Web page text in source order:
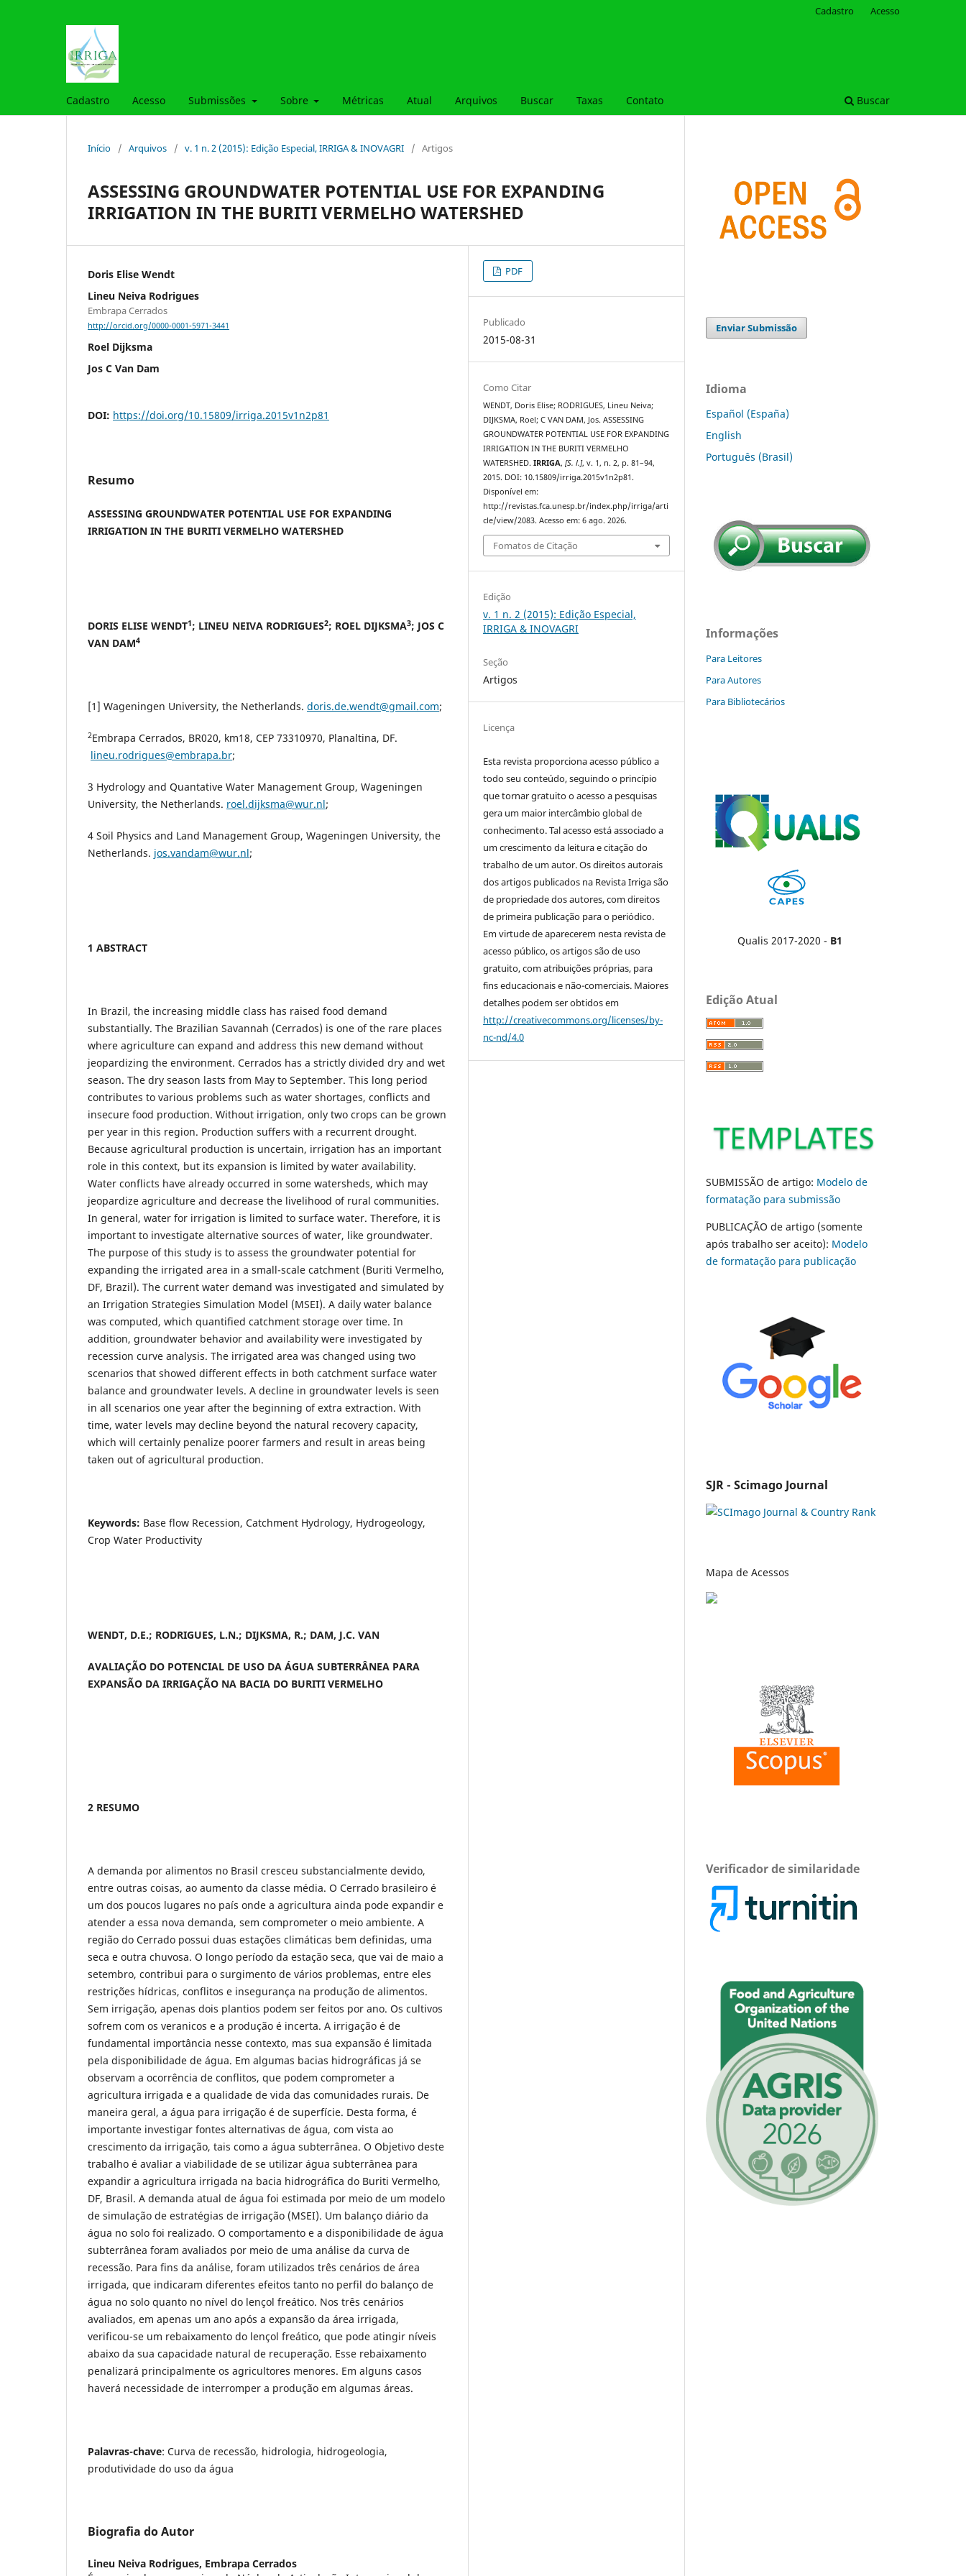
Cadastro Acesso Submissões Sobre Métricas Atual Arquivos Buscar Taxas Contato Buscar
Cadastro Acesso
Início / Arquivos / v. 1 n. 2 (2015): Edição Especial, IRRIGA & INOVAGRI / Artigos
ASSESSING GROUNDWATER POTENTIAL USE FOR EXPANDING
IRRIGATION IN THE BURITI VERMELHO WATERSHED
Doris Elise Wendt
Lineu Neiva Rodrigues
Embrapa Cerrados
http://orcid.org/0000-0001-5971-3441
Roel Dijksma
Jos C Van Dam
DOI: https://doi.org/10.15809/irriga.2015v1n2p81
Resumo
ASSESSING GROUNDWATER POTENTIAL USE FOR EXPANDING
IRRIGATION IN THE BURITI VERMELHO WATERSHED
DORIS ELISE WENDT1; LINEU NEIVA RODRIGUES2; ROEL DIJKSMA3; JOS C
VAN DAM4
[1] Wageningen University, the Netherlands. doris.de.wendt@gmail.com;
2Embrapa Cerrados, BR020, km18, CEP 73310970, Planaltina, DF.
lineu.rodrigues@embrapa.br;
3 Hydrology and Quantative Water Management Group, Wageningen
University, the Netherlands. roel.dijksma@wur.nl;
4 Soil Physics and Land Management Group, Wageningen University, the
Netherlands. jos.vandam@wur.nl;
1 ABSTRACT
In Brazil, the increasing middle class has raised food demand
substantially. The Brazilian Savannah (Cerrados) is one of the rare places
where agriculture can expand and address this new demand without
jeopardizing the environment. Cerrados has a strictly divided dry and wet
season. The dry season lasts from May to September. This long period
contributes to various problems such as water shortages, conflicts and
insecure food production. Without irrigation, only two crops can be grown
per year in this region. Production suffers with a recurrent drought.
Because agricultural production is uncertain, irrigation has an important
role in this context, but its expansion is limited by water availability.
Water conflicts have already occurred in some watersheds, which may
jeopardize agriculture and decrease the livelihood of rural communities.
In general, water for irrigation is limited to surface water. Therefore, it is
important to investigate alternative sources of water, like groundwater.
The purpose of this study is to assess the groundwater potential for
expanding the irrigated area in a small-scale catchment (Buriti Vermelho,
DF, Brazil). The current water demand was investigated and simulated by
an Irrigation Strategies Simulation Model (MSEI). A daily water balance
was computed, which quantified catchment storage over time. In
addition, groundwater behavior and availability were investigated by
recession curve analysis. The irrigated area was changed using two
scenarios that showed different effects in both catchment surface water
balance and groundwater levels. A decline in groundwater levels is seen
in all scenarios one year after the beginning of extra extraction. With
time, water levels may decline beyond the natural recovery capacity,
which will certainly penalize poorer farmers and result in areas being
taken out of agricultural production.
Keywords: Base flow Recession, Catchment Hydrology, Hydrogeology,
Crop Water Productivity
WENDT, D.E.; RODRIGUES, L.N.; DIJKSMA, R.; DAM, J.C. VAN
AVALIAÇÃO DO POTENCIAL DE USO DA ÁGUA SUBTERRÂNEA PARA
EXPANSÃO DA IRRIGAÇÃO NA BACIA DO BURITI VERMELHO
2 RESUMO
A demanda por alimentos no Brasil cresceu substancialmente devido,
entre outras coisas, ao aumento da classe média. O Cerrado brasileiro é
um dos poucos lugares no país onde a agricultura ainda pode expandir e
atender a essa nova demanda, sem comprometer o meio ambiente. A
região do Cerrado possui duas estações climáticas bem definidas, uma
seca e outra chuvosa. O longo período da estação seca, que vai de maio a
setembro, contribui para o surgimento de vários problemas, entre eles
restrições hídricas, conflitos e insegurança na produção de alimentos.
Sem irrigação, apenas dois plantios podem ser feitos por ano. Os cultivos
sofrem com os veranicos e a produção é incerta. A irrigação é de
fundamental importância nesse contexto, mas sua expansão é limitada
pela disponibilidade de água. Em algumas bacias hidrográficas já se
observam a ocorrência de conflitos, que podem comprometer a
agricultura irrigada e a qualidade de vida das comunidades rurais. De
maneira geral, a água para irrigação é de superfície. Desta forma, é
importante investigar fontes alternativas de água, com vista ao
crescimento da irrigação, tais como a água subterrânea. O Objetivo deste
trabalho é avaliar a viabilidade de se utilizar água subterrânea para
expandir a agricultura irrigada na bacia hidrográfica do Buriti Vermelho,
DF, Brasil. A demanda atual de água foi estimada por meio de um modelo
de simulação de estratégias de irrigação (MSEI). Um balanço diário da
água no solo foi realizado. O comportamento e a disponibilidade de água
subterrânea foram avaliados por meio de uma análise da curva de
recessão. Para fins da análise, foram utilizados três cenários de área
irrigada, que indicaram diferentes efeitos tanto no perfil do balanço de
água no solo quanto no nível do lençol freático. Nos três cenários
avaliados, em apenas um ano após a expansão da área irrigada,
verificou-se um rebaixamento do lençol freático, que pode atingir níveis
abaixo da sua capacidade natural de recuperação. Esse rebaixamento
penalizará principalmente os agricultores menores. Em alguns casos
haverá necessidade de interromper a produção em algumas áreas.
Palavras-chave: Curva de recessão, hidrologia, hidrogeologia,
produtividade do uso da água
Biografia do Autor
Lineu Neiva Rodrigues, Embrapa Cerrados
PDF
Publicado
2015-08-31
Como Citar
WENDT, Doris Elise; RODRIGUES, Lineu Neiva;
DIJKSMA, Roel; C VAN DAM, Jos. ASSESSING
GROUNDWATER POTENTIAL USE FOR EXPANDING
IRRIGATION IN THE BURITI VERMELHO
WATERSHED.IRRIGA,[S. l.], v. 1, n. 2, p. 81–94,
2015. DOI: 10.15809/irriga.2015v1n2p81.
Disponível em:
http://revistas.fca.unesp.br/index.php/irriga/arti
cle/view/2083. Acesso em: 6 ago. 2026.
Fomatos de Citação
Edição
v. 1 n. 2 (2015): Edição Especial,
IRRIGA & INOVAGRI
Seção
Artigos
Licença
Esta revista proporciona acesso público a
todo seu conteúdo, seguindo o princípio
que tornar gratuito o acesso a pesquisas
gera um maior intercâmbio global de
conhecimento. Tal acesso está associado a
um crescimento da leitura e citação do
trabalho de um autor. Os direitos autorais
dos artigos publicados na Revista Irriga são
de propriedade dos autores, com direitos
de primeira publicação para o periódico.
Em virtude de aparecerem nesta revista de
acesso público, os artigos são de uso
gratuito, com atribuições próprias, para
fins educacionais e não-comerciais. Maiores
detalhes podem ser obtidos em
http://creativecommons.org/licenses/by-
nc-nd/4.0
Enviar Submissão
Idioma
Español (España)
English
Português (Brasil)
Informações
Para Leitores
Para Autores
Para Bibliotecários
Qualis 2017-2020 - B1
Edição Atual
SUBMISSÃO de artigo: Modelo de
formatação para submissão
PUBLICAÇÃO de artigo (somente
após trabalho ser aceito): Modelo
de formatação para publicação
SJR - Scimago Journal
Mapa de Acessos
Verificador de similaridade